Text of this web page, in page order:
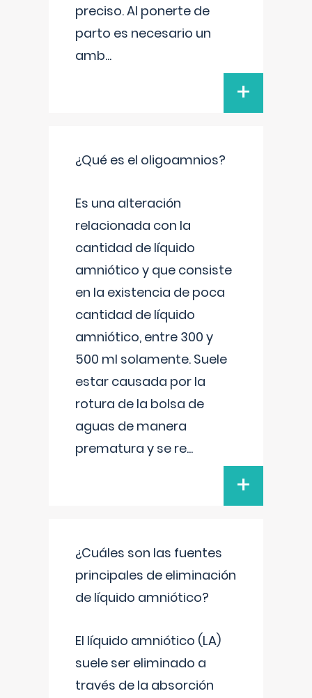
preciso. Al ponerte de
parto es necesario un
amb...
+
¿Qué es el oligoamnios?
Es una alteración
relacionada con la
cantidad de líquido
amniótico y que consiste
en la existencia de poca
cantidad de líquido
amniótico, entre 300 y
500 ml solamente. Suele
estar causada por la
rotura de la bolsa de
aguas de manera
prematura y se re...
+
¿Cuáles son las fuentes
principales de eliminación
de líquido amniótico?
El líquido amniótico (LA)
suele ser eliminado a
través de la absorción